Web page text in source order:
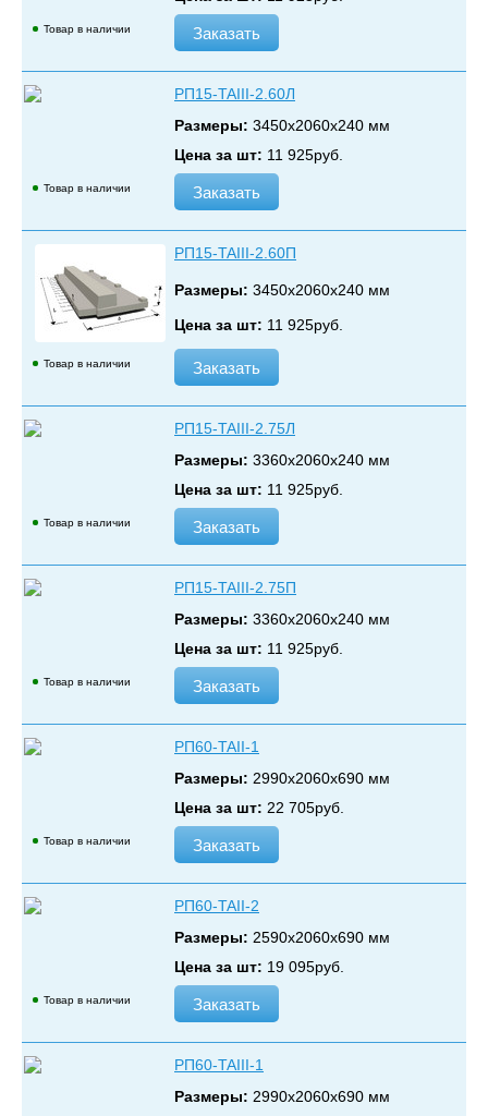
Товар в наличии Заказать
Товар в наличии
РП15-TAIII-2.60Л
Размеры: 3450х2060х240 мм
Цена за шт: 11 925руб.
Заказать
Товар в наличии
РП15-TAIII-2.60П
Размеры: 3450х2060х240 мм
Цена за шт: 11 925руб.
Заказать
Товар в наличии
РП15-TAIII-2.75Л
Размеры: 3360х2060х240 мм
Цена за шт: 11 925руб.
Заказать
Товар в наличии
РП15-TAIII-2.75П
Размеры: 3360х2060х240 мм
Цена за шт: 11 925руб.
Заказать
Товар в наличии
РП60-TAII-1
Размеры: 2990х2060х690 мм
Цена за шт: 22 705руб.
Заказать
Товар в наличии
РП60-TAII-2
Размеры: 2590х2060х690 мм
Цена за шт: 19 095руб.
Заказать
РП60-TAIII-1
Размеры: 2990х2060х690 мм